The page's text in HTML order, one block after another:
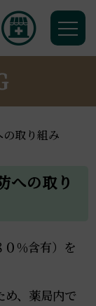
取り組み
への取り
０％含有）を
め、薬局内で